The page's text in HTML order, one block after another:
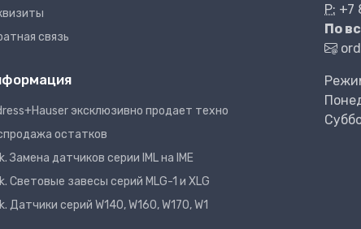
связь
эксклюзивно продает техно
остатков
Замена датчиков серии IML на IME
Световые завесы серий MLG-1 и XLG
Датчики серий W140, W160, W170, W1
P: +7
По